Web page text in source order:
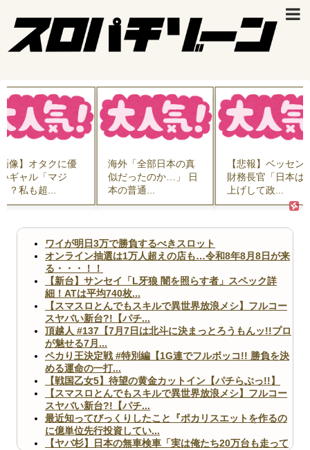
像】オタクに優
ギャル「マジ
？私も超...
海外「全部日本の真
似だったのか…」 日
本の普通...
【悲報】ベッセン
財務長官「日本は
上げして政...
ワイが明日3万で勝負するべきスロット
オンライン抽選は1万人超えの店も…令和8年8月8日が来
る・・・！！
【新台】サンセイ「L牙狼 闇を照らす者」スペック詳
細！ATは平均740枚...
【スマスロとんでもスキルで異世界放浪メシ】フルコー
スヤバい新台?!【パチ...
頂越人 #137【7月7日は北斗に決まっとろうもんッ!!プロ
が魅せる7月...
ペカり王決定戦 #特別編【1G連でフルボッコ!! 勝負を決
める運命の一打...
【戦国乙女5】待望の黄金カットイン【パチらぶっ!!】
【スマスロとんでもスキルで異世界放浪メシ】フルコー
スヤバい新台?!【パチ...
最近知ってびっくりしたこと『ポカリスエットを作るの
に億単位先行投資してい...
【ヤバ杉】日本の無車検車「実は俺たち20万台も走って